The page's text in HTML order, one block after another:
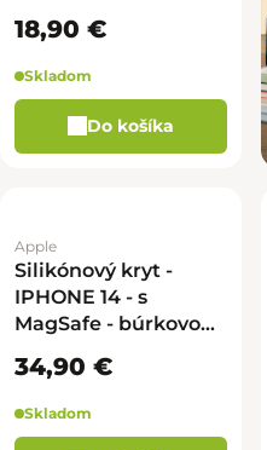
18,90 €
Skladom
Do košíka
Apple
Silikónový kryt -
IPHONE 14 - s
MagSafe - búrkovo
34,90 €
Skladom